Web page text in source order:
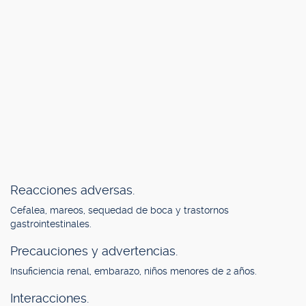
Reacciones adversas.
Cefalea, mareos, sequedad de boca y trastornos
gastrointestinales.
Precauciones y advertencias.
Insuficiencia renal, embarazo, niños menores de 2 años.
Interacciones.